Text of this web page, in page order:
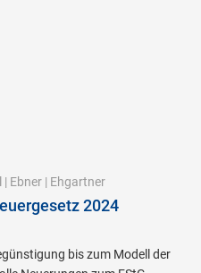
| Ebner | Ehgartner
2024
bis zum Modell der